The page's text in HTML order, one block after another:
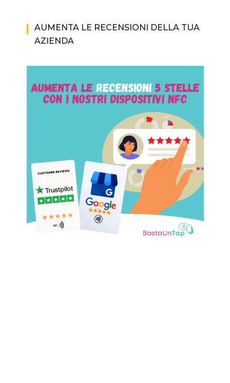
AUMENTA LE RECENSIONI DELLA TUA
AZIENDA